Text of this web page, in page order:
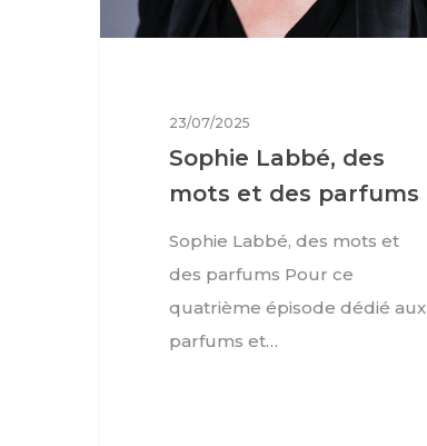
23/07/2025
Sophie Labbé, des
mots et des parfums
Sophie Labbé, des mots et
des parfums Pour ce
quatrième épisode dédié aux
parfums et…